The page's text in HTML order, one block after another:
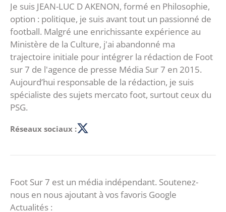
Je suis JEAN-LUC D AKENON, formé en Philosophie,
option : politique, je suis avant tout un passionné de
football. Malgré une enrichissante expérience au
Ministère de la Culture, j'ai abandonné ma
trajectoire initiale pour intégrer la rédaction de Foot
sur 7 de l'agence de presse Média Sur 7 en 2015.
Aujourd’hui responsable de la rédaction, je suis
spécialiste des sujets mercato foot, surtout ceux du
PSG.
Réseaux sociaux :
Foot Sur 7 est un média indépendant. Soutenez-
nous en nous ajoutant à vos favoris Google
Actualités :